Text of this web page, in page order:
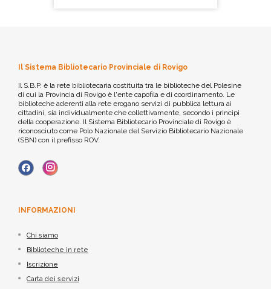
Il Sistema Bibliotecario Provinciale di Rovigo
Il S.B.P. è la rete bibliotecaria costituita tra le biblioteche del Polesine
di cui la Provincia di Rovigo è l'ente capofila e di coordinamento. Le
biblioteche aderenti alla rete erogano servizi di pubblica lettura ai
cittadini, sia individualmente che collettivamente, secondo i principi
della cooperazione. Il Sistema Bibliotecario Provinciale di Rovigo è
riconosciuto come Polo Nazionale del Servizio Bibliotecario Nazionale
(SBN) con il prefisso ROV.
INFORMAZIONI
Chi siamo
Biblioteche in rete
Iscrizione
Carta dei servizi